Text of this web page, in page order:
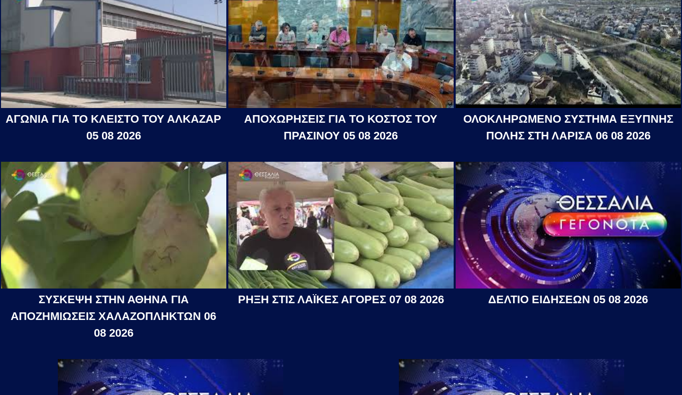
ΑΓΩΝΙΑ ΓΙΑ ΤΟ ΚΛΕΙΣΤΟ ΤΟΥ ΑΛΚΑΖΑΡ
05 08 2026
ΑΠΟΧΩΡΗΣΕΙΣ ΓΙΑ ΤΟ ΚΟΣΤΟΣ ΤΟΥ
ΠΡΑΣΙΝΟΥ 05 08 2026
ΟΛΟΚΛΗΡΩΜΕΝΟ ΣΥΣΤΗΜΑ ΕΞΥΠΝΗΣ
ΠΟΛΗΣ ΣΤΗ ΛΑΡΙΣΑ 06 08 2026
ΣΥΣΚΕΨΗ ΣΤΗΝ ΑΘΗΝΑ ΓΙΑ
ΑΠΟΖΗΜΙΩΣΕΙΣ ΧΑΛΑΖΟΠΛΗΚΤΩΝ 06
08 2026
ΡΗΞΗ ΣΤΙΣ ΛΑΪΚΕΣ ΑΓΟΡΕΣ 07 08 2026 ΔΕΛΤΙΟ ΕΙΔΗΣΕΩΝ 05 08 2026